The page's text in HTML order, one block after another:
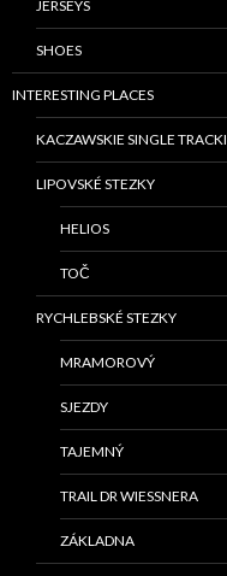
JERSEYS
SHOES
INTERESTING PLACES
KACZAWSKIE SINGLE TRACKI
LIPOVSKÉ STEZKY
HELIOS
TOČ
RYCHLEBSKÉ STEZKY
MRAMOROVÝ
SJEZDY
TAJEMNÝ
TRAIL DR WIESSNERA
ZÁKLADNA